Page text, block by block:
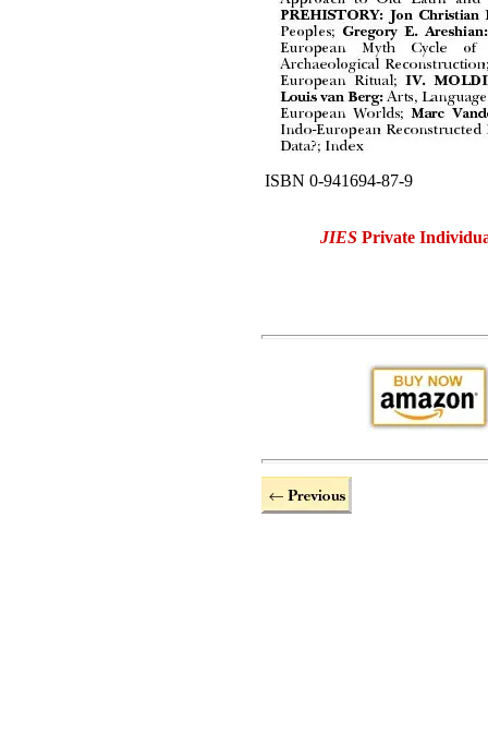
ISBN 0-941694-87-9
JIESPrivate